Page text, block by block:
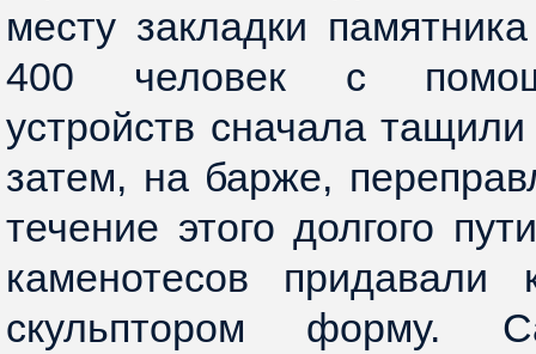
месту закладки
400 человек с
устройств сначала
затем, на барже,
течение этого долгого
каменотесов придавали
скульптором форму.